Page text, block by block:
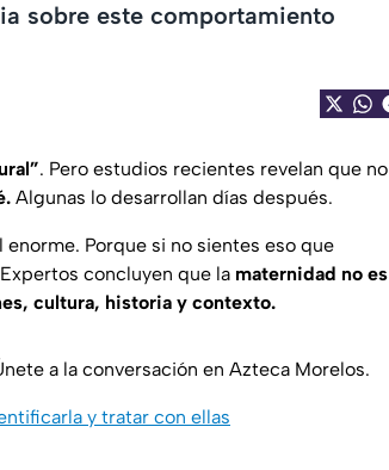
sobre este comportamiento
. Pero estudios recientes revelan que no
Algunas lo desarrollan días después.
Porque si no sientes eso que
concluyen que la maternidad no es
cultura, historia y contexto.
a la conversación en Azteca Morelos.
y tratar con ellas